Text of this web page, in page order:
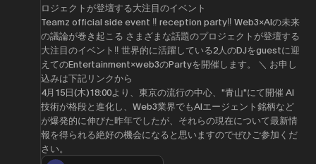
ロジェクトが登壇する大注目のイベント
Teamz official side event ‼︎ reception party‼︎ Web3×AIの未来
の議論が巻き起こる さまざまな話題のプロジェクトが登壇する
大注目のイベント‼︎ 世界的に活躍している2人のDJをguestに迎
えてのEntertainment×web3のPartyを開催します。 ＼ お申し
込みは下記リンクから
4月15日(木)18:00より、東京の流行の中心、"青山"にて開催 AI
技術が格段と進化し、Web3業界でもAIエージェント銘柄など
が爆発的に伸びた昨年でしたが、それらの現在について最新情
報を得られる絶好の機会になると思いますのでぜひご参加くだ
さい。